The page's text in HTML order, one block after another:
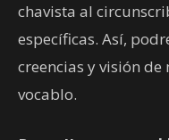
chavista al
específicas. Así,
creencias y visión
vocablo.